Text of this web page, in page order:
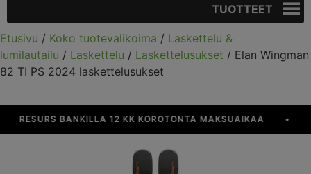
TUOTTEET
Etusivu / Koko tuotevalikoima / Laskettelu &
lumilautailu / Laskettelu / Laskettelusukset / Elan Wingman
82 TI PS 2024 laskettelusukset
RESURS BANKILLA 12 KK KOROTONTA MAKSUAIKAA